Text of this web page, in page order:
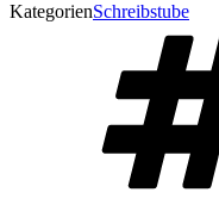
KategorienSchreibstube